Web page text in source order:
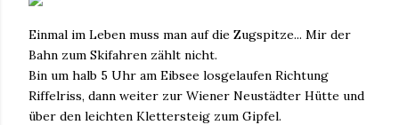
Einmal im Leben muss man auf die Zugspitze... Mir der
Bahn zum Skifahren zählt nicht.
Bin um halb 5 Uhr am Eibsee losgelaufen Richtung
Riffelriss, dann weiter zur Wiener Neustädter Hütte und
über den leichten Klettersteig zum Gipfel.